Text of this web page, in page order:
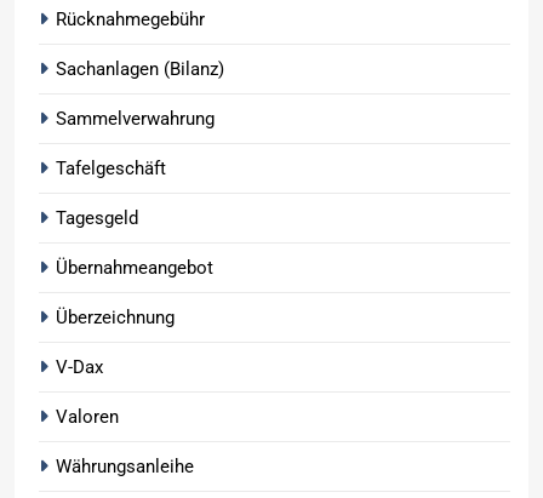
Rücknahmegebühr
Sachanlagen (Bilanz)
Sammelverwahrung
Tafelgeschäft
Tagesgeld
Übernahmeangebot
Überzeichnung
V-Dax
Valoren
Währungsanleihe